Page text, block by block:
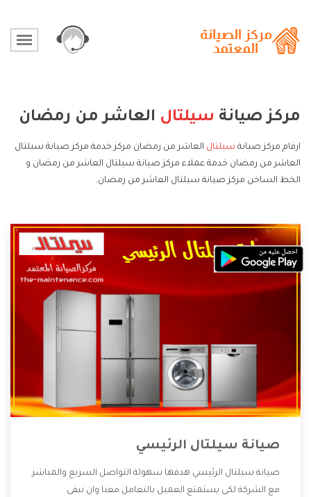
مركز صيانة سيلتال العاشر من رمضان
ارقام مركز صيانة سيلتال العاشر من رمضان مركز خدمة مركز صيانة سيلتال
العاشر من رمضان خدمة عملاء مركز صيانة سيلتال العاشر من رمضان و
الخط الساخن مركز صيانة سيلتال العاشر من رمضان.
صيانة سيلتال الرئيسي
صيانة سيلتال الرئيسي هدفها سهولة التواصل السريع والمباشر
مع الشركة لكى يستمتع العميل بالتعامل معنا وان نبقى